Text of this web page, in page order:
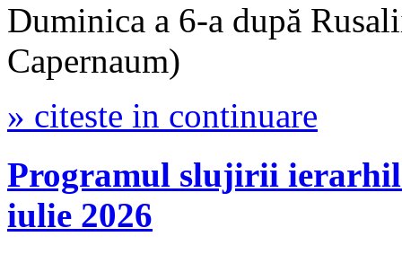
Duminica a 6-a după
Capernaum)
» citeste in continuare
Programul slujirii
iulie 2026